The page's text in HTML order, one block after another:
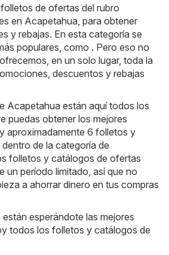
de ofertas del rubro
en Acapetahua, para obtener
y rebajas. En esta categoría se
populares, como . Pero eso no
en un solo lugar, toda la
descuentos y rebajas
Acapetahua están aquí todos los
puedas obtener los mejores
aproximadamente 6 folletos y
de la categoría de
folletos y catálogos de ofertas
un período limitado, así que no
a ahorrar dinero en tus compras
esperándote las mejores
todos los folletos y catálogos de